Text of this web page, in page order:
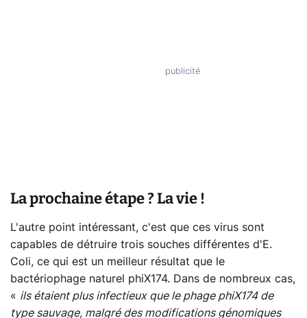
La prochaine étape ? La vie !
L'autre point intéressant, c'est que ces virus sont
capables de détruire trois souches différentes d'E.
Coli, ce qui est un meilleur résultat que le
bactériophage naturel phiX174. Dans de nombreux cas,
« ils étaient plus infectieux que le phage phiX174 de
type sauvage, malgré des modifications génomiques